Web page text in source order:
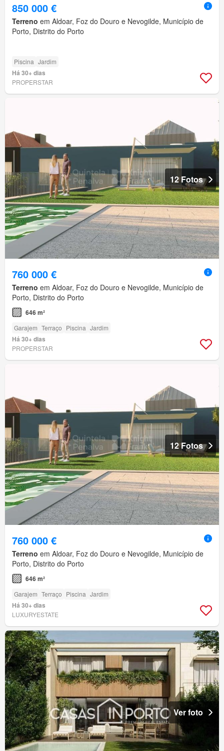
850 000 €
Terreno em Aldoar, Foz do Douro e Nevogilde, Município de
Porto, Distrito do Porto
Piscina Jardim
Há 30+ dias
PROPERSTAR
12 Fotos
760 000 €
Terreno em Aldoar, Foz do Douro e Nevogilde, Município de
Porto, Distrito do Porto
646 m²
Garajem Terraço Piscina Jardim
Há 30+ dias
PROPERSTAR
12 Fotos
760 000 €
Terreno em Aldoar, Foz do Douro e Nevogilde, Município de
Porto, Distrito do Porto
646 m²
Garajem Terraço Piscina Jardim
Há 30+ dias
LUXURYESTATE
Ver foto